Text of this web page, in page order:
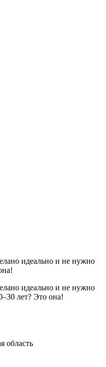
идеально и не нужно
идеально и не нужно
лет? Это она!
область